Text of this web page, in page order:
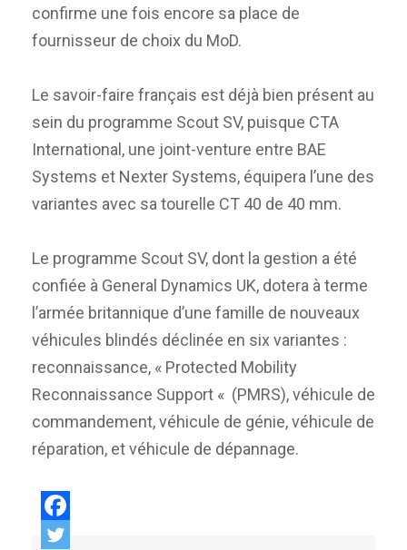
confirme une fois encore sa place de
fournisseur de choix du MoD.
Le savoir-faire français est déjà bien présent au
sein du programme Scout SV, puisque CTA
International, une joint-venture entre BAE
Systems et Nexter Systems, équipera l’une des
variantes avec sa tourelle CT 40 de 40 mm.
Le programme Scout SV, dont la gestion a été
confiée à General Dynamics UK, dotera à terme
l’armée britannique d’une famille de nouveaux
véhicules blindés déclinée en six variantes :
reconnaissance, « Protected Mobility
Reconnaissance Support « (PMRS), véhicule de
commandement, véhicule de génie, véhicule de
réparation, et véhicule de dépannage.